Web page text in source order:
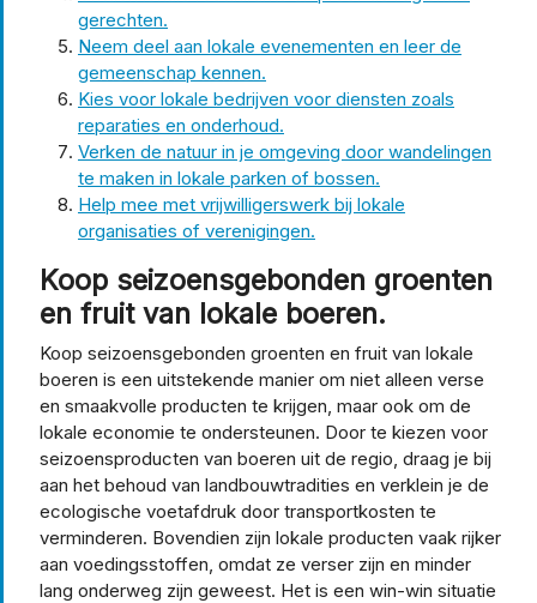
gerechten.
Neem deel aan lokale evenementen en leer de
gemeenschap kennen.
Kies voor lokale bedrijven voor diensten zoals
reparaties en onderhoud.
Verken de natuur in je omgeving door wandelingen
te maken in lokale parken of bossen.
Help mee met vrijwilligerswerk bij lokale
organisaties of verenigingen.
Koop seizoensgebonden groenten
en fruit van lokale boeren.
Koop seizoensgebonden groenten en fruit van lokale
boeren is een uitstekende manier om niet alleen verse
en smaakvolle producten te krijgen, maar ook om de
lokale economie te ondersteunen. Door te kiezen voor
seizoensproducten van boeren uit de regio, draag je bij
aan het behoud van landbouwtradities en verklein je de
ecologische voetafdruk door transportkosten te
verminderen. Bovendien zijn lokale producten vaak rijker
aan voedingsstoffen, omdat ze verser zijn en minder
lang onderweg zijn geweest. Het is een win-win situatie